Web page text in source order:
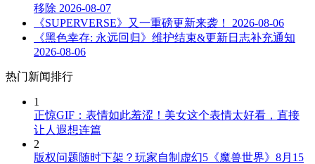
移除 2026-08-07
《SUPERVERSE》又一重磅更新来袭！
2026-08-06
《黑色幸存: 永远回归》维护结束&更新日志补充通知
2026-08-06
热门新闻排行
1
正惊GIF：表情如此羞涩！美女这个表情太好看，直接
让人遐想连篇
2
版权问题随时下架？玩家自制虚幻5《魔兽世界》8月15